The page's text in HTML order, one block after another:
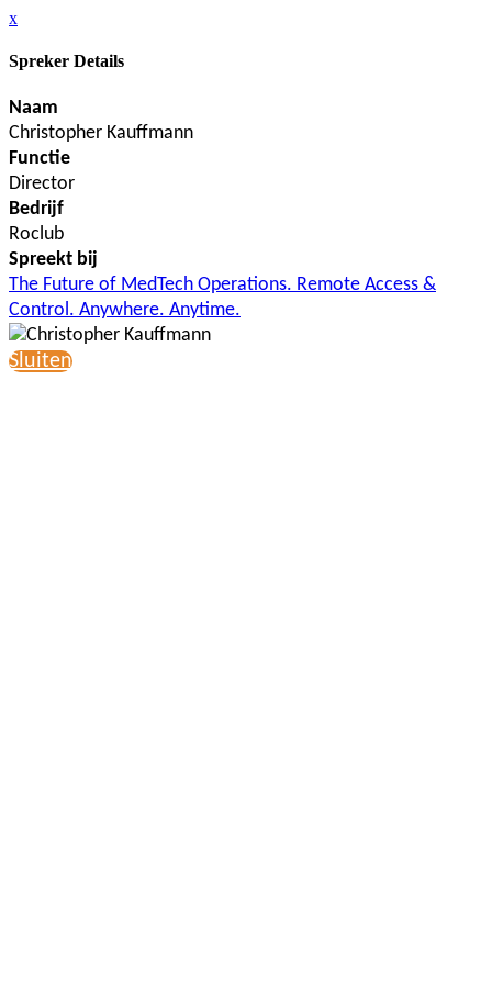
x
Spreker Details
Naam
Christopher Kauffmann
Functie
Director
Bedrijf
Roclub
Spreekt bij
The Future of MedTech Operations. Remote Access &
Control. Anywhere. Anytime.
Sluiten